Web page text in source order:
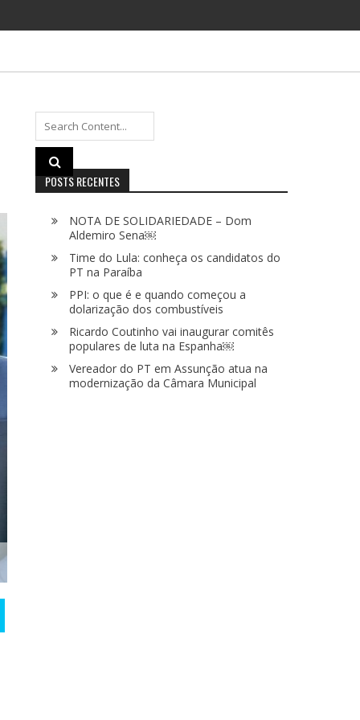
Search
for:
POSTS RECENTES
NOTA DE SOLIDARIEDADE – Dom
Aldemiro Sena￼
Time do Lula: conheça os candidatos do
PT na Paraíba
PPI: o que é e quando começou a
dolarização dos combustíveis
Ricardo Coutinho vai inaugurar comitês
populares de luta na Espanha￼
Vereador do PT em Assunção atua na
modernização da Câmara Municipal